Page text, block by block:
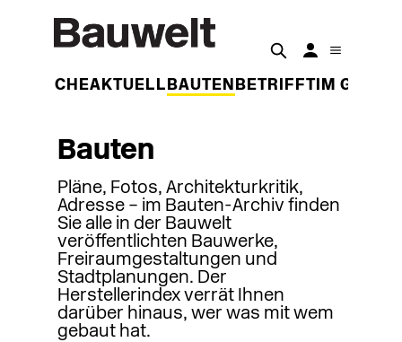
WOCHEAKTUELL BAUTEN BETRIFFT IM
Bauten
Pläne, Fotos, Architekturkritik,
Adresse – im Bauten-Archiv finden
Sie alle in der Bauwelt
veröffentlichten Bauwerke,
Freiraumgestaltungen und
Stadtplanungen. Der
Herstellerindex verrät Ihnen
darüber hinaus, wer was mit wem
gebaut hat.